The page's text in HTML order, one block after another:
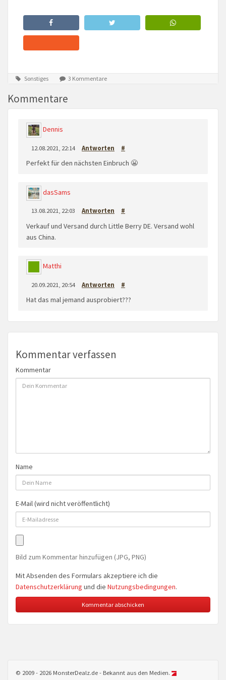
Sonstiges 3 Kommentare
Kommentare
Dennis
12.08.2021, 22:14 Antworten #
Perfekt für den nächsten Einbruch 😬
dasSams
13.08.2021, 22:03 Antworten #
Verkauf und Versand durch Little Berry DE. Versand wohl
aus China.
Matthi
20.09.2021, 20:54 Antworten #
Hat das mal jemand ausprobiert???
Kommentar verfassen
Kommentar
Name
E-Mail (wird nicht veröffentlicht)
Bild zum Kommentar hinzufügen (JPG, PNG)
Mit Absenden des Formulars akzeptiere ich die
Datenschutzerklärung und die Nutzungsbedingungen.
© 2009 - 2026 MonsterDealz.de - Bekannt aus den Medien.